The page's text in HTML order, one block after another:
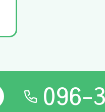
096-